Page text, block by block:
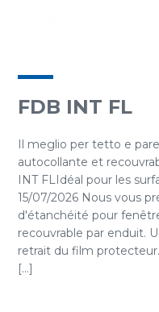
FDB INT FL
Il meglio per tetto e
autocollante et
INT FLIdéal pour les
15/07/2026 Nous vous
d'étanchéité pour
recouvrable par enduit.
retrait du film
[...]